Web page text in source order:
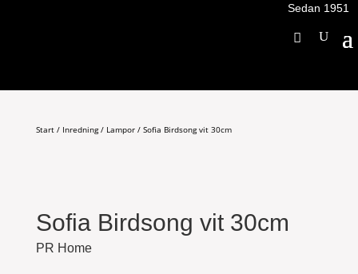
Sedan 1951
Start/ Inredning/ Lampor/ Sofia Birdsong vit 30cm
Sofia Birdsong vit 30cm
PR Home